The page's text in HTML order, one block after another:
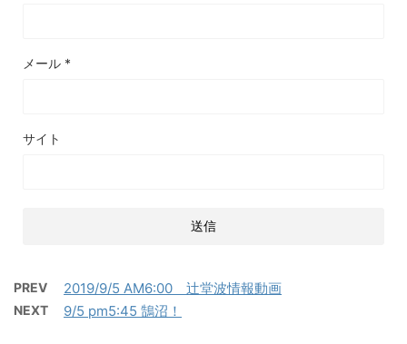
メール *
サイト
PREV 2019/9/5 AM6:00 辻堂波情報動画
NEXT 9/5 pm5:45 鵠沼！